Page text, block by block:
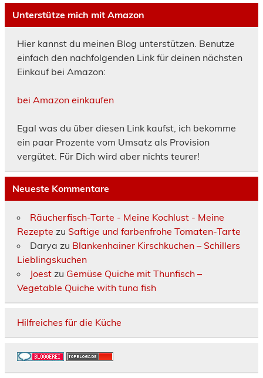
Unterstütze mich mit Amazon
Hier kannst du meinen Blog unterstützen. Benutze
einfach den nachfolgenden Link für deinen nächsten
Einkauf bei Amazon:
bei Amazon einkaufen
Egal was du über diesen Link kaufst, ich bekomme
ein paar Prozente vom Umsatz als Provision
vergütet. Für Dich wird aber nichts teurer!
Neueste Kommentare
Räucherfisch-Tarte - Meine Kochlust - Meine
Rezepte zu Saftige und farbenfrohe Tomaten-Tarte
Darya zu Blankenhainer Kirschkuchen – Schillers
Lieblingskuchen
Joestzu Gemüse Quiche mit Thunfisch –
Vegetable Quiche with tuna fish
Hilfreiches für die Küche